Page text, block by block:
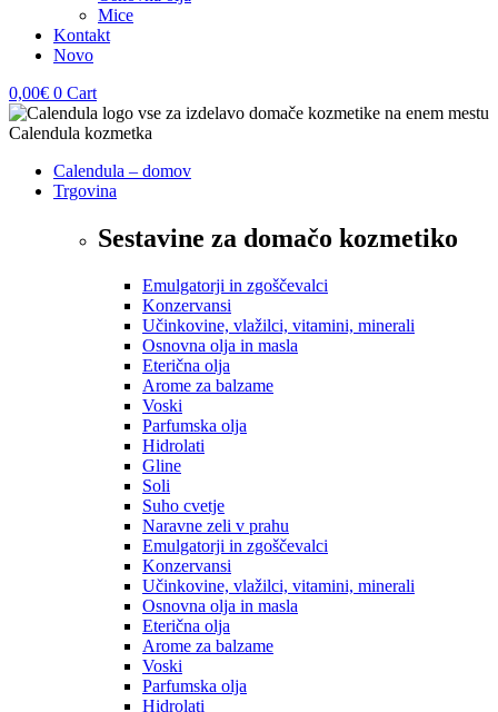
Mice
Kontakt
Novo
0,00€ 0 Cart
Calendula – domov
Trgovina
Sestavine za domačo kozmetiko
Emulgatorji in zgoščevalci
Konzervansi
Učinkovine, vlažilci, vitamini, minerali
Osnovna olja in masla
Eterična olja
Arome za balzame
Voski
Parfumska olja
Hidrolati
Gline
Soli
Suho cvetje
Naravne zeli v prahu
Emulgatorji in zgoščevalci
Konzervansi
Učinkovine, vlažilci, vitamini, minerali
Osnovna olja in masla
Eterična olja
Arome za balzame
Voski
Parfumska olja
Hidrolati